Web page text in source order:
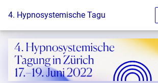
Zur Startseite
4. Hypnosystemische Tagung in Zürich